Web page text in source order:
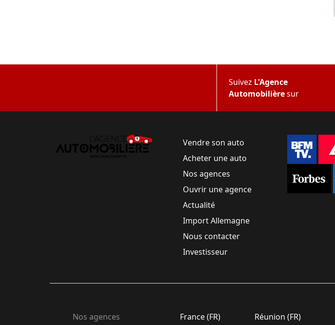
Suivez L'Agence
Automobilièresur
Vendre son auto
Acheter une auto
Nos agences
Ouvrir une agence
Actualité
Import Allemagne
Nous contacter
Investisseur
Nos agences France (FR) Réunion (FR)